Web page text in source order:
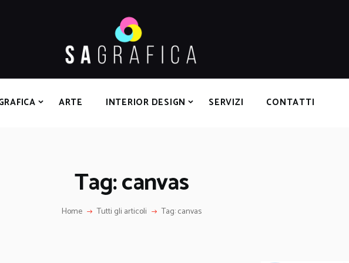
ARTE INTERIOR DESIGN SERVIZI CONTATTI
Tag: canvas
Home Tutti gli articoli Tag: canvas
DESIGN